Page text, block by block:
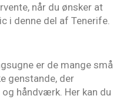
når du ønsker at
i denne del af Tenerife.
er de mange små
genstande, der
håndværk. Her kan du